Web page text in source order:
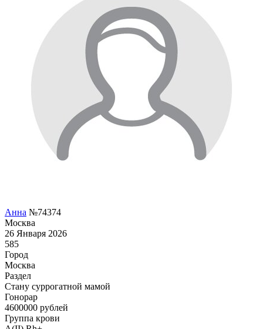
Анна №74374
Москва
26 Января 2026
585
Город
Москва
Раздел
Cтану суррогатной мамой
Гонoрар
4600000 рублей
Группа крови